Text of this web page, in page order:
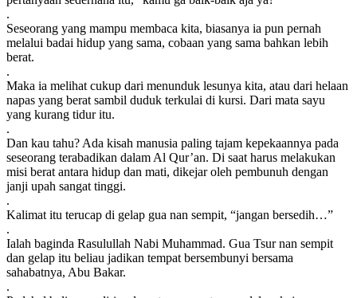
.
Seseorang yang mampu membaca kita, biasanya ia pun pernah
melalui badai hidup yang sama, cobaan yang sama bahkan lebih
berat.
.
Maka ia melihat cukup dari menunduk lesunya kita, atau dari helaan
napas yang berat sambil duduk terkulai di kursi. Dari mata sayu
yang kurang tidur itu.
.
Dan kau tahu? Ada kisah manusia paling tajam kepekaannya pada
seseorang terabadikan dalam Al Qur’an. Di saat harus melakukan
misi berat antara hidup dan mati, dikejar oleh pembunuh dengan
janji upah sangat tinggi.
.
Kalimat itu terucap di gelap gua nan sempit, “jangan bersedih…”
.
Ialah baginda Rasulullah Nabi Muhammad. Gua Tsur nan sempit
dan gelap itu beliau jadikan tempat bersembunyi bersama
sahabatnya, Abu Bakar.
.